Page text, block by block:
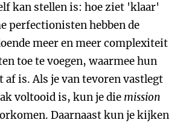
kan stellen is: hoe ziet 'klaar'
perfectionisten hebben de
meer en meer complexiteit
toe te voegen, waarmee hun
is. Als je van tevoren vastlegt
voltooid is, kun je die mission
Daarnaast kun je kijken